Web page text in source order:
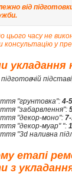
від
цього часу не
у
укладання
"грунтовка": 4-
"забарвлення":
"декор-моно":
"декор-муар" ":
"3d наливна
етапі
з